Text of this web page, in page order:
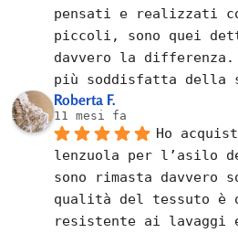
pensati e realizzati
piccoli, sono quei
davvero la differenza.
più soddisfatta della
Roberta F.
11 mesi fa
Ho
lenzuola per l’asilo
sono rimasta davvero
qualità del tessuto è
resistente ai lavaggi